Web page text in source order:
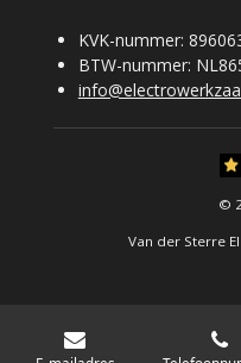
KVK-nummer:
BTW-nummer:
©
Van der Sterre